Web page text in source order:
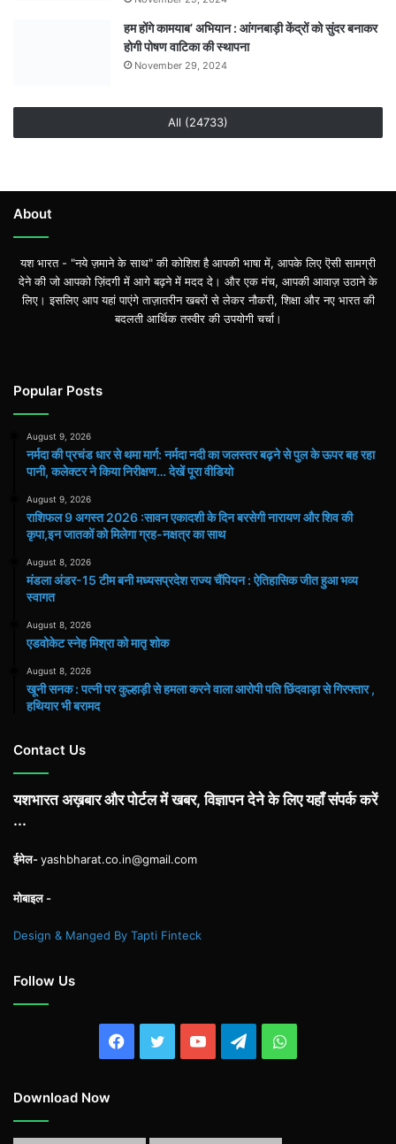
हम होंगे कामयाब’ अभियान : आंगनबाड़ी केंद्रों को सुंदर बनाकर
होगी पोषण वाटिका की स्थापना
November 29, 2024
All (24733)
About
यश भारत - "नये ज़माने के साथ" की कोशिश है आपकी भाषा में, आपके लिए ऎसी सामग्री
देने की जो आपको ज़िंदगी में आगे बढ़ने में मदद दे। और एक मंच, आपकी आवाज़ उठाने के
लिए। इसलिए आप यहां पाएंगे ताज़ातरीन खबरों से लेकर नौकरी, शिक्षा और नए भारत की
बदलती आर्थिक तस्वीर की उपयोगी चर्चा।
Popular Posts
August 9, 2026
नर्मदा की प्रचंड धार से थमा मार्ग: नर्मदा नदी का जलस्तर बढ़ने से पुल के ऊपर बह रहा
पानी, कलेक्टर ने किया निरीक्षण… देखें पूरा वीडियो
August 9, 2026
राशिफल 9 अगस्त 2026 :सावन एकादशी के दिन बरसेगी नारायण और शिव की
कृपा,इन जातकों को मिलेगा ग्रह-नक्षत्र का साथ
August 8, 2026
मंडला अंडर-15 टीम बनी मध्यसप्रदेश राज्य चैंपियन : ऐतिहासिक जीत हुआ भव्य
स्वागत
August 8, 2026
एडवोकेट स्नेह मिश्रा को मातृ शोक
August 8, 2026
खूनी सनक : पत्नी पर कुल्हाड़ी से हमला करने वाला आरोपी पति छिंदवाड़ा से गिरफ्तार ,
हथियार भी बरामद
Contact Us
यशभारत अख़बार और पोर्टल में खबर, विज्ञापन देने के लिए यहाँ संपर्क करें
...
ईमेल-yashbharat.co.in@gmail.com
मोबाइल -
Design & Manged By Tapti Finteck
Follow Us
Facebook
TwitterYouTubeTelegramWhatsApp
Download Now